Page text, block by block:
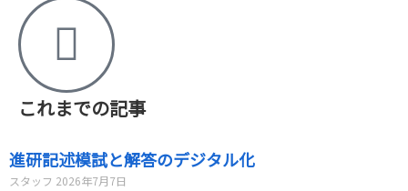
これまでの記事
進研記述模試と解答のデジタル化
スタッフ 2026年7月7日